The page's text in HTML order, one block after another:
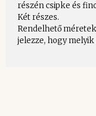
részén csipke és
Két részes.
Rendelhető
jelezze, hogy